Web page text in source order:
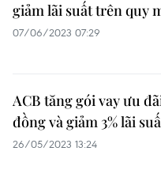
giảm lãi suất trên quy
07/06/2023 07:29
ACB tăng gói vay ưu
đồng và giảm 3% lãi
26/05/2023 13:24